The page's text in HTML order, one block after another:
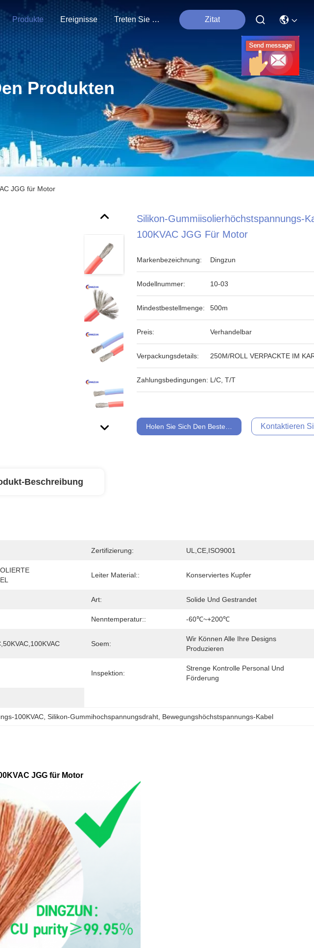
Produkte Ereignisse Treten Sie Mit Uns In Verbindung Zitat
Produkten
JGG für Motor
Silikon-Gummiisolierhöchstspannungs-
100KVAC JGG Für Motor
Markenbezeichnung: Dingzun
Modellnummer: 10-03
Mindestbestellmenge: 500m
Preis: Verhandelbar
Verpackungsdetails: 250M/ROLL VERPACKTE IM
Zahlungsbedingungen: L/C, T/T
Holen Sie Sich Den Besten Preis Kontaktieren
Beschreibung
Zertifizierung: UL,CE,ISO9001
Leiter Material:: Konserviertes Kupfer
Art: Solide Und Gestrandet
Nenntemperatur:: -60℃~+200℃
Soem:
Wir Können Alle Ihre Designs
Produzieren
Inspektion:
Strenge Kontrolle Personal Und
Förderung
100KVAC, Silikon-Gummihochspannungsdraht, Bewegungshöchstspannungs-Kabel
JGG für Motor